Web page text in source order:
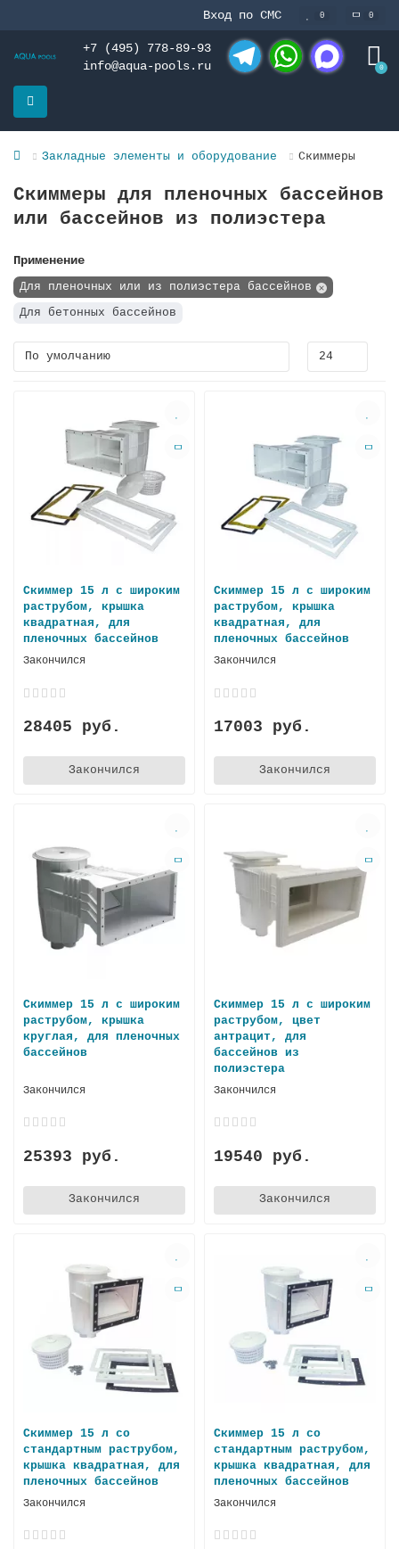
Вход по СМС 0 0
+7 (495) 778-89-93
info@aqua-pools.ru
0
Закладные элементы и оборудование Скиммеры
Скиммеры для пленочных бассейнов
или бассейнов из полиэстера
Применение
Для пленочных или из полиэстера бассейнов
Для бетонных бассейнов
Скиммер 15 л с широким
раструбом, крышка
квадратная, для
пленочных бассейнoв
Закончился
28405 руб.
Закончился
Скиммер 15 л с широким
раструбом, крышка
квадратная, для
пленочных бассейнов
Закончился
17003 руб.
Закончился
Скиммер 15 л с широким
раструбом, крышка
круглая, для пленочных
бассейнов
Закончился
25393 руб.
Закончился
Скиммер 15 л с широким
раструбом, цвет
антрацит, для
бассейнов из
полиэстера
Закончился
19540 руб.
Закончился
Скиммер 15 л со
стандартным раструбом,
крышка квадратная, для
пленочных басcейнов
Закончился
Скиммер 15 л со
стандартным раструбом,
крышка квадратная, для
пленочных бассeйнов
Закончился